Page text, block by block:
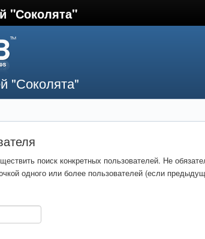
"Соколята"
"Соколята"
поиск конкретных пользователей. Не
одного или более пользователей (если